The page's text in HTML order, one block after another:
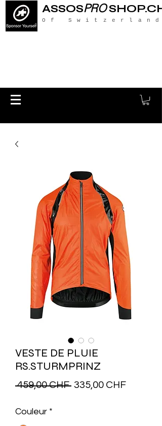
ASSOSPROSHOP.CH
Of Switzerland
VESTE DE PLUIE
RS.STURMPRINZ
459,00 CHF Prix
335,00 CHFPrix
Couleur *